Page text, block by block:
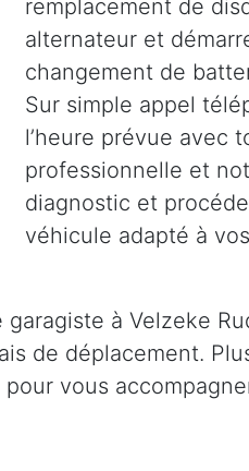
remplacement de
alternateur et
changement de
Sur simple appel
l’heure prévue avec
professionnelle et
diagnostic et
véhicule adapté à
à Velzeke
de déplacement.
vous